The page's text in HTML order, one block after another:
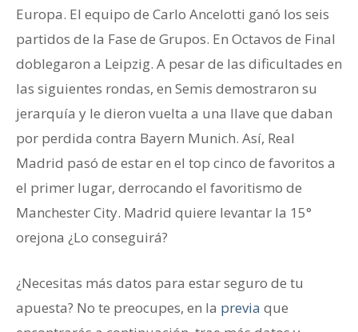
Europa. El equipo de Carlo Ancelotti ganó los seis
partidos de la Fase de Grupos. En Octavos de Final
doblegaron a Leipzig. A pesar de las dificultades en
las siguientes rondas, en Semis demostraron su
jerarquía y le dieron vuelta a una llave que daban
por perdida contra Bayern Munich. Así, Real
Madrid pasó de estar en el top cinco de favoritos a
el primer lugar, derrocando el favoritismo de
Manchester City. Madrid quiere levantar la 15°
orejona ¿Lo conseguirá?
¿Necesitas más datos para estar seguro de tu
apuesta? No te preocupes, en la previa que